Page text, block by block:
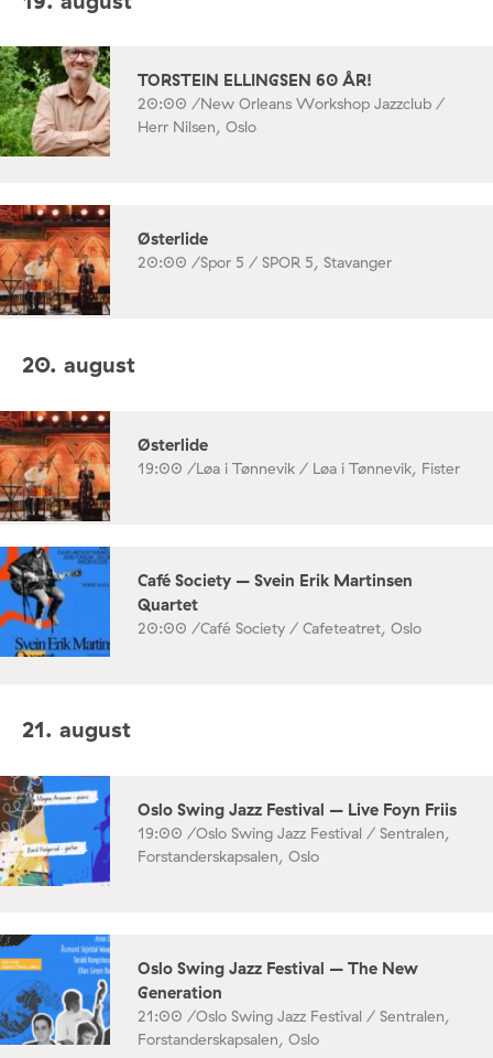
TORSTEIN ELLINGSEN 60 ÅR!
20:00 /New Orleans Workshop Jazzclub /
Herr Nilsen, Oslo
Østerlide
20:00 /Spor 5 / SPOR 5, Stavanger
20. august
Østerlide
19:00 /Løa i Tønnevik / Løa i Tønnevik, Fister
Café Society – Svein Erik Martinsen
Quartet
20:00 /Café Society / Cafeteatret, Oslo
21. august
Oslo Swing Jazz Festival – Live Foyn Friis
19:00 /Oslo Swing Jazz Festival / Sentralen,
Forstanderskapsalen, Oslo
Oslo Swing Jazz Festival – The New
Generation
21:00 /Oslo Swing Jazz Festival / Sentralen,
Forstanderskapsalen, Oslo